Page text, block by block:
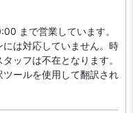
まで営業しています。
は対応していません。時
ッフは不在となります。
ールを使用して翻訳され